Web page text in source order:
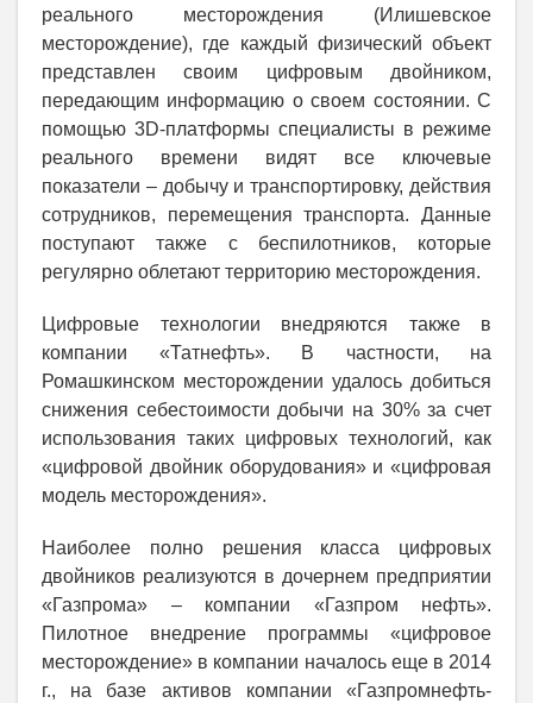
реального месторождения (Илишевское
месторождение), где каждый физический объект
представлен своим цифровым двойником,
передающим информацию о своем состоянии. С
помощью 3D-платформы специалисты в режиме
реального времени видят все ключевые
показатели – добычу и транспортировку, действия
сотрудников, перемещения транспорта. Данные
поступают также с беспилотников, которые
регулярно облетают территорию месторождения.
Цифровые технологии внедряются также в
компании «Татнефть». В частности, на
Ромашкинском месторождении удалось добиться
снижения себестоимости добычи на 30% за счет
использования таких цифровых технологий, как
«цифровой двойник оборудования» и «цифровая
модель месторождения».
Наиболее полно решения класса цифровых
двойников реализуются в дочернем предприятии
«Газпрома» – компании «Газпром нефть».
Пилотное внедрение программы «цифровое
месторождение» в компании началось еще в 2014
г., на базе активов компании «Газпромнефть-